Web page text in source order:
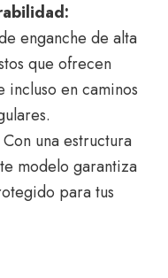
enganche de alta
que ofrecen
incluso en caminos
Con una estructura
modelo garantiza
para tus